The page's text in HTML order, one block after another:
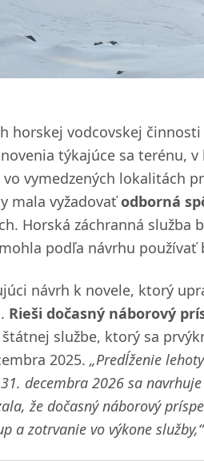
horskej vodcovskej
týkajúce sa terénu,
vymedzených lokalitách
mala vyžadovaťodborná
Horská záchranná služba
podľa návrhu používať
návrh k novele, ktorý
Rieši dočasný náborový
službe, ktorý sa
2025. „Predĺženie
decembra 2026 sa
že dočasný náborový
a zotrvanie vo výkone služby,“